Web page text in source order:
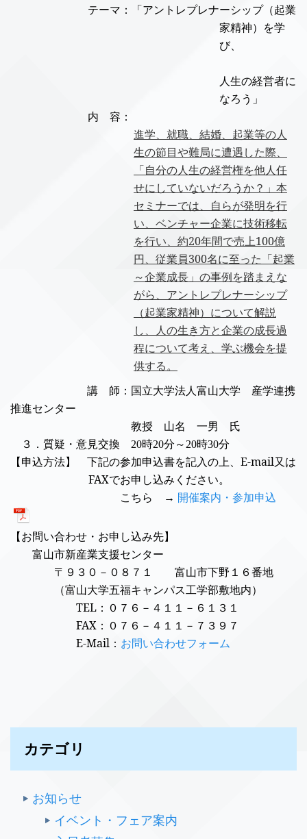
テーマ：「アントレプレナーシップ（起業
家精神）を学
び、
人生の経営者に
なろう」
内 容：
進学、就職、結婚、起業等の人
生の節目や難局に遭遇した際、
「自分の人生の経営権を他人任
せにしていないだろうか？」本
セミナーでは、自らが発明を行
い、ベンチャー企業に技術移転
を行い、約20年間で売上100億
円、従業員300名に至った「起業
～企業成長」の事例を踏まえな
がら、アントレプレナーシップ
（起業家精神）について解説
し、人の生き方と企業の成長過
程について考え、学ぶ機会を提
供する。
講 師： 国立大学法人富山大学 産学連携
推進センター
教授 山名 一男 氏
３．質疑・意見交換
20時20分～ 20時30分
【申込方法】 下記の参加申込書を記入の上、 E-mail又は
FAXでお申し込みください。
こちら → 開催案内・参加申込
【お問い合わせ・お申し込み先】
富山市新産業支援センター
〒９３０－０８７１ 富山市下野１６番地
（富山大学五福キャンパス工学部敷地内）
TEL ：０７６－４１１－６１３１
FAX ：０７６－４１１－７３９７
E-Mail ： お問い合わせフォーム
カテゴリ
お知らせ
イベント・フェア案内